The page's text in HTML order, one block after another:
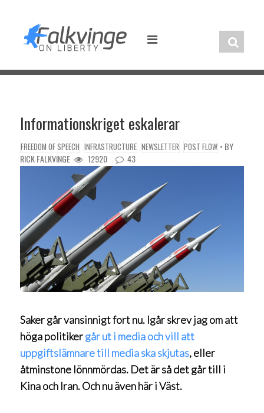
content
Informationskriget eskalerar
FREEDOM OF SPEECH INFRASTRUCTURE NEWSLETTER POST FLOW • BY
RICK FALKVINGE
12920 43
Saker går vansinnigt fort nu. Igår skrev jag om att
höga politikergår ut i media och vill att
uppgiftslämnare till media ska skjutas, eller
åtminstone lönnmördas. Det är så det går till i
Kina och Iran. Och nu även här i Väst.